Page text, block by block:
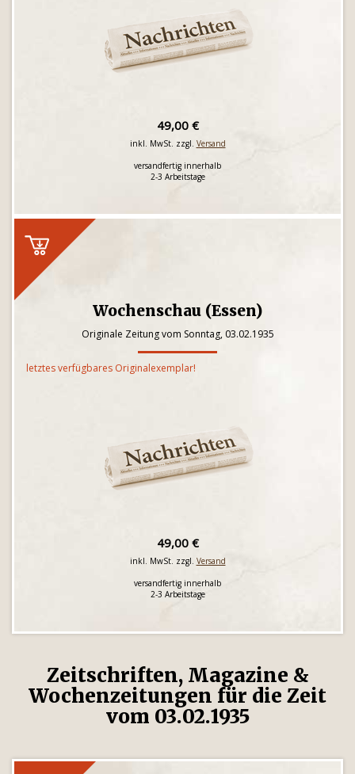
49,00 €
inkl. MwSt. zzgl. Versand
versandfertig innerhalb
2-3 Arbeitstage
Wochenschau (Essen)
Originale Zeitung vom Sonntag, 03.02.1935
letztes verfügbares Originalexemplar!
49,00 €
inkl. MwSt. zzgl. Versand
versandfertig innerhalb
2-3 Arbeitstage
Zeitschriften, Magazine &
Wochenzeitungen für die Zeit
vom 03.02.1935